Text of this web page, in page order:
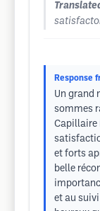
Response
Un grand
sommes
Capillaire
et forts
belle
et au